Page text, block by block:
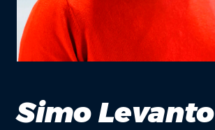
Simo Levanto